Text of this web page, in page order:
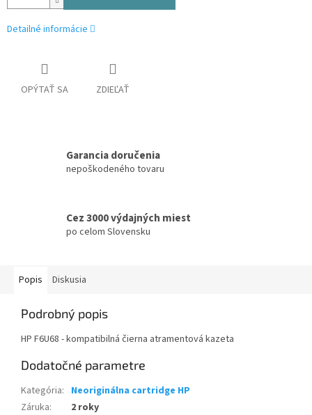
Detailné informácie
OPÝTAŤ SA ZDIEĽAŤ
Garancia doručenia
nepoškodeného tovaru
Cez 3000 výdajných miest
po celom Slovensku
Popis Diskusia
Podrobný popis
HP F6U68 - kompatibilná čierna atramentová kazeta
Dodatočné parametre
Kategória: Neoriginálna cartridge HP
Záruka: 2 roky